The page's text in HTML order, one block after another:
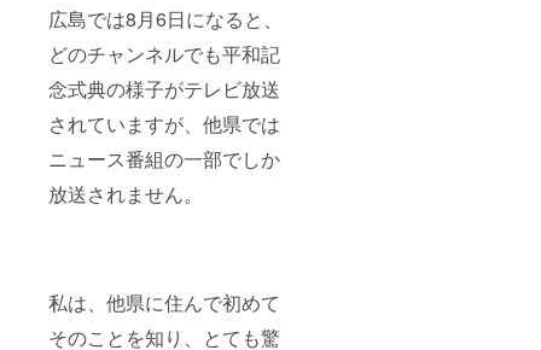
広島では8月6日になると、
どのチャンネルでも平和記
念式典の様子がテレビ放送
されていますが、他県では
ニュース番組の一部でしか
放送されません。
私は、他県に住んで初めて
そのことを知り、とても驚